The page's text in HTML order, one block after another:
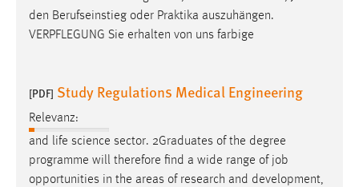
den Berufseinstieg oder Praktika auszuhängen.
VERPFLEGUNG Sie erhalten von uns farbige
[PDF] Study Regulations Medical Engineering
Relevanz:
and life science sector. 2Graduates of the degree
programme will therefore find a wide range of job
opportunities in the areas of research and development,
Conversion-Tracking
Facebook Pixel
Name:
_fbp